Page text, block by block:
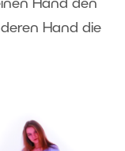
Hand den
Hand die